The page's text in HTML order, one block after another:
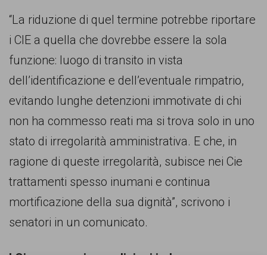
associazioni
movimenti
che
battono
per
pari
opportunità
“La riduzione di quel termine potrebbe riportare
i CIE a quella che dovrebbe essere la sola
funzione: luogo di transito in vista
dell’identificazione e dell’eventuale rimpatrio,
evitando lunghe detenzioni immotivate di chi
non ha commesso reati ma si trova solo in uno
stato di irregolarità amministrativa. E che, in
ragione di queste irregolarità, subisce nei Cie
trattamenti spesso inumani e continua
mortificazione della sua dignità”, scrivono i
senatori in un comunicato.